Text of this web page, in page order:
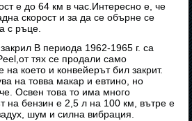
е до 64 км в час.Интересно е, че
скорост и за да се обърне се
с ръце.
В периода 1962-1965 г. са
тях се продали само
на което и конвейерът бил закрит.
на товва макар и евтино, но
Освен това то има много
на бензин е 2,5 л на 100 км, вътре е
шум и силна вибрация.